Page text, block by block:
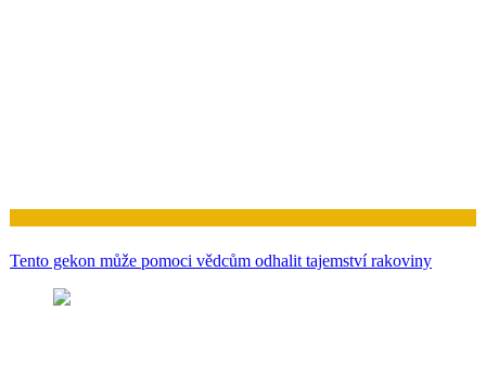
Tento gekon může pomoci vědcům odhalit tajemství rakoviny